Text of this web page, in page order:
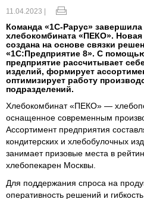
11.04.2023 |
Команда «1С-Рарус»
хлебокомбината «ПЕКО».
создана на основе связки
«1С:Предприятие 8». С
предприятие рассчитывает
изделий, формирует
оптимизирует работу
подразделений.
Хлебокомбинат «ПЕКО» —
оснащенное современным
Ассортимент предприятия
кондитерских и хлебобулочных
занимает призовые места в
хлебопекарен Москвы.
Для поддержания спроса на
оперативность решений и